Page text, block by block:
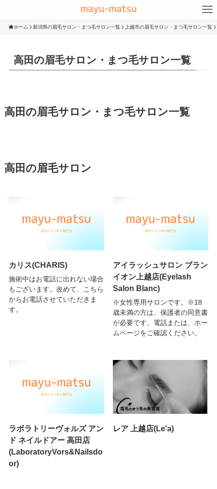
ホーム 新潟県の眉毛サロン・まつ毛サロン一覧 上越市の眉毛サロン・まつ毛サロン一覧
高田の眉毛サロン・まつ毛サロン一覧
高田の眉毛サロン・まつ毛サロン一覧
高田の眉毛サロン
カリス(CHARIS)
施術中はお電話に出れない場合
もございます。改めて、こちら
からお電話させていただきま
す。
アイラッシュサロン ブラン
イオン上越店(Eyelash
Salon Blanc)
※女性専用サロンです。※18
歳未満の方は、保護者の同意書
が必要です。電話または、ホー
ムページをご確認ください。
ラボラトリーヴォルズ アン
ド ネイルドアー 高田店
(LaboratoryVors&Nailsdo
or)
レア 上越店(Le'a)